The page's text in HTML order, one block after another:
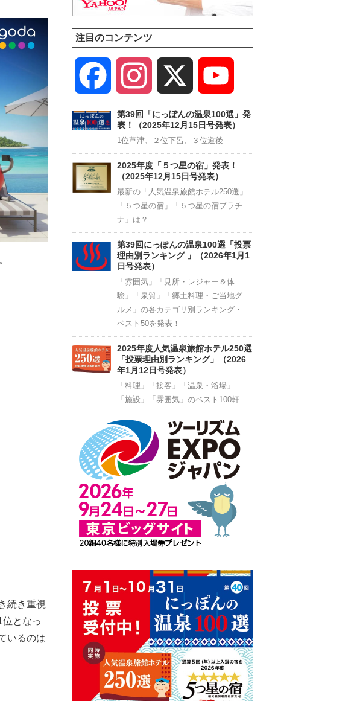
続き重視
となっ
いるのは
注目のコンテンツ
Facebook Instagram
Channel
第39回「にっぽんの温泉100選」発
表！（2025年12月15日号発表）
1位草津、２位下呂、３位道後
2025年度「５つ星の宿」発表！
（2025年12月15日号発表）
最新の「人気温泉旅館ホテル250選」
「５つ星の宿」「５つ星の宿プラチ
ナ」は？
第39回にっぽんの温泉100選「投票
理由別ランキング 」（2026年1月1
日号発表）
「雰囲気」「見所・レジャー＆体
験」「泉質」「郷土料理・ご当地グ
ルメ」の各カテゴリ別ランキング・
ベスト50を発表！
2025年度人気温泉旅館ホテル250選
「投票理由別ランキング」（2026
年1月12日号発表）
「料理」「接客」「温泉・浴場」
「施設」「雰囲気」のベスト100軒